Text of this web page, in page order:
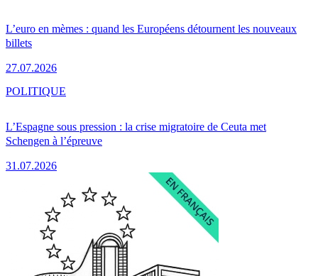
L’euro en mèmes : quand les Européens détournent les nouveaux
billets
27.07.2026
L’Espagne sous pression : la crise migratoire de Ceuta met
Schengen à l’épreuve
31.07.2026
POLITIQUE